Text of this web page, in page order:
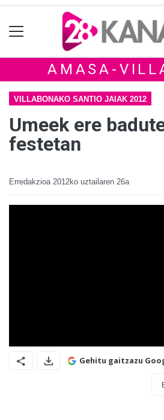
AMASA-
VILLABONAKO SANTIO JAIAK 2012
Umeek ere
festetan
Erredakzioa 2012ko uztailaren 26a
Gehitu gaitzazu